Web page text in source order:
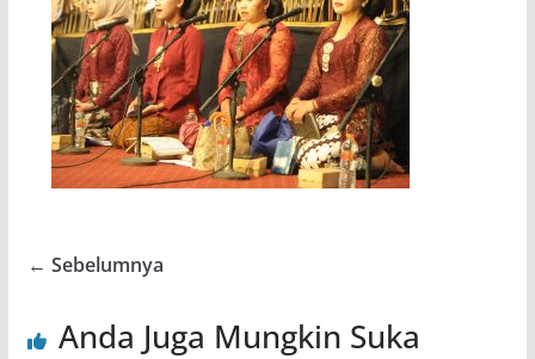
← Sebelumnya
Anda Juga Mungkin Suka